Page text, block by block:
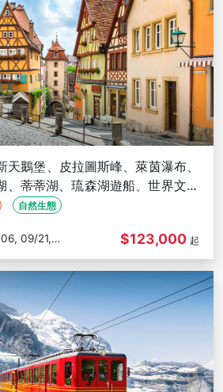
天鵝堡、皮拉圖斯峰、萊茵瀑布、
、蒂蒂湖、琉森湖遊船、世界文化
自然生態
$123,000 起